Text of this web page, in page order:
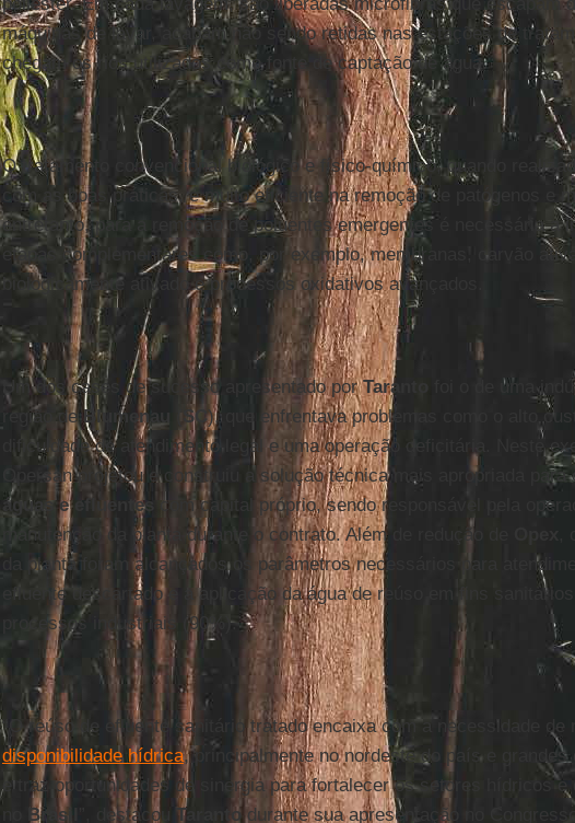
máquinas de lavar, acabam não sendo retidas nas estações de
chegam os rios utilizados como fonte de captação de água.
O tratamento convencional biológico e físico-químico, quando
com as boas práticas, é muito eficiente na remoção de patógenos e
entretanto, para a remoção de poluentes emergentes é necessária a
etapas complementares como, por exemplo, membranas, carvão
biologicamente ativado e processos oxidativos avançados.
Um dos cases de sucesso apresentado porTaranto
foi o de uma
região deBlumenau SC), que enfrentava problemas como o alto
dificuldade de atendimento legal e uma operação deficitária. Neste
Opersan projetou e construiu a solução técnica mais apropriada para
águas e efluentes
com capital próprio, sendo responsável pela
manutenção da planta durante o contrato. Além de redução de
da planta foram alcançados os parâmetros necessários para
efluente descartado e a aplicação da água de reúso em fins
processos industriais (90%).
“O reúso de efluente sanitário tratado encaixa com a necessidade de
disponibilidade hídrica, principalmente no nordeste do país e grandes
e traz oportunidades de sinergia para fortalecer os setores hídricos e
Brasil ”, destacou Tarantodurante sua apresentação no